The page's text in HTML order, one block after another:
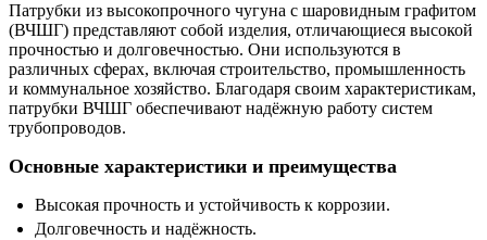
Патрубки из высокопрочного чугуна с шаровидным графитом
(ВЧШГ) представляют собой изделия, отличающиеся высокой
прочностью и долговечностью. Они используются в
различных сферах, включая строительство, промышленность
и коммунальное хозяйство. Благодаря своим характеристикам,
патрубки ВЧШГ обеспечивают надёжную работу систем
трубопроводов.
Основные характеристики и преимущества
Высокая прочность и устойчивость к коррозии.
Долговечность и надёжность.